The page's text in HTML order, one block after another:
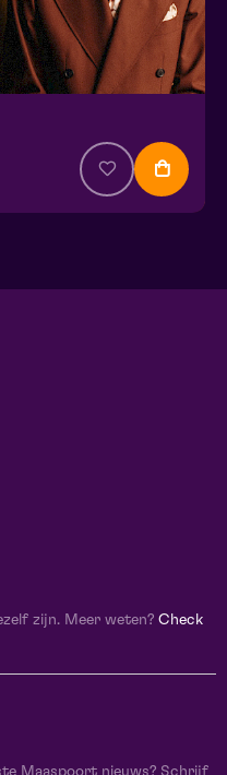
zijn. Meer weten? Check